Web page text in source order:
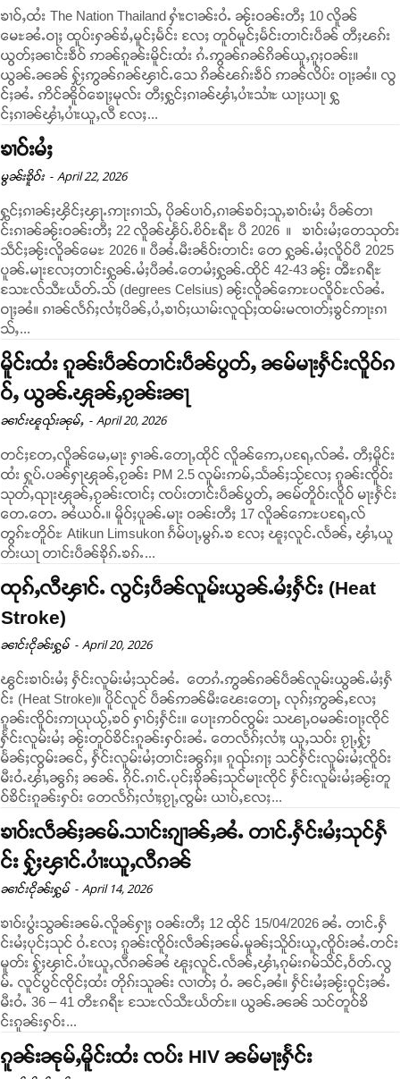
ၶၢဝ်ႇထႆး The Nation Thailand ႁၢႆးငၢၼ်းဝႆႉ ၼႂ်းဝၼ်းတီႈ 10 လိူၼ်
မေႊၼႆႉဝႃႈ ထူပ်းႁၼ်ၶႆႇမူင်ႈမႅင်း လႄႈ တူဝ်မူင်ႈမႅင်းတၢင်းပဵၼ် တီႈၽၵ်း
ယွတ်ႈၼၢင်းၶဵဝ် ဢၼ်ၵူၼ်းမိူင်းထႆး ၵႆႉဢွၼ်ၵၼ်ၵိၼ်ယူႇၵူႈဝၼ်း။
ယွၼ်ႉၼၼ် ႁႂ်ႈဢွၼ်ၵၼ်ၾၢင်ႉသေ ၵိၼ်ၽၵ်းၶဵဝ် ဢၼ်လိပ်း ဝႃႈၼႆ။ လွ
င်ႈၼႆႉ ဢိင်ၼိူဝ်ၶေႃႈမုလ်း တီႈႁွင်ႈၵၢၼ်ၾၢႆႇပၢႆးသၢႆႊ ယႃႈယႃ၊ ႁွ
င်ႈၵၢၼ်ၾၢႆႇပၢႆးယူႇလီ လႄႈ...
ၶၢဝ်းမႆႈ
မွၼ်းၶိူဝ်း - April 22, 2026
ႁွင်ႈၵၢၼ်ႈၾိင်ႈၾႃႉဢႃးၵၢသ်ႇ ပိုၼ်ပၢဝ်ႇၵၢၼ်ၶဝ်ႈသူႇၶၢဝ်းမႆႈ ပဵၼ်တၢ
င်းၵၢၼ်ၼႂ်းဝၼ်းတီႈ 22 လိူၼ်ၾႅပ်ႉၿိဝ်ႊရီႊ ပီ 2026 ။ ၶၢဝ်းမႆႈတေသုတ်း
သဵင်ႈၼႂ်းလိူၼ်မေႊ 2026 ။ ပီၼႆႉမီးၼႅဝ်းတၢင်း တေ ႁွၼ်ႉမႆႈလိူဝ်ပီ 2025
ပူၼ်ႉမႃးလႄႈတၢင်းႁွၼ်ႉမႆႈပီၼႆႉတေမႆႈႁွၼ်ႉထိုင် 42-43 ၼႂ်း ၻီႊၵရီႊ
သႄႊလ်သီႊယႅတ်ႉသ် (degrees Celsius) ၼႂ်းလိူၼ်ဢေႊပလိူဝ်ႊလ်ၼႆႉ
ဝႃႈၼႆ။ ၵၢၼ်လႅၵ်ႈလၢႆႈပိၼ်ႇပႆႇၶၢဝ်ႈယၢမ်းလူၺ်ႈထမ်းမၸၢတ်ႈၶွင်ဢႃးၵၢ
သ်ႇ...
မိူင်းထႆး ၵူၼ်းပဵၼ်တၢင်းပဵၼ်ပွတ်ႇ ၼမ်မႃးႁႅင်းလိူဝ်ၵ
ဝ်ႇ ယွၼ်ႉၾုၼ်ႇၵႂၼ်းၼႃ
ၼၢင်းၽူၺ်းၼုမ်ႇ - April 20, 2026
တင်ႈတႄႇလိူၼ်မေႇမႃး ႁၢၼ်ႉတေႃႇထိုင် လိူၼ်ဢေႇပရႄႇလ်ၼႆႉ တီႈမိူင်း
ထႆး ႁူပ်ႉပၼ်ႁႃၾုၼ်ႇၵႂၼ်း PM 2.5 လူမ်းဢမ်ႇသႅၼ်ႈသႂ်လႄႈ ၵူၼ်းၸိူဝ်း
သုတ်ႇၺႃးၾုၼ်ႇၵႂၼ်းၸၢင်ႈ ၸပ်းတၢင်းပဵၼ်ပွတ်ႇ ၼမ်တိူဝ်းလိူဝ် မႃးႁႅင်း
တေႉတေႉ ၼႆယဝ်ႉ။ မိူဝ်ႈပူၼ်ႉမႃး ဝၼ်းတီႈ 17 လိူၼ်ဢေႊပရႄႇလ်
တွၵ်ႊတိူဝ်ႊ Atikun Limsukon ၵႅမ်ပႃႇမွၵ်ႉၶ လႄႈ ၽူႈလူင်ႉလႅၼ်ႇ ၾၢႆႇယူ
တ်းယႃ တၢင်းပဵၼ်ၶိုၵ်ႉၶၵ်ႉ...
ထုၵ်ႇလီၾၢင်ႉ လွင်ႈပဵၼ်လူမ်းယွၼ်ႉမႆႈႁႅင်း (Heat
Stroke)
ၼၢင်းငိုၼ်းႁွမ် - April 20, 2026
ၽွင်းၶၢဝ်းမႆႈ ႁႅင်းလူမ်းမႆႈသုင်ၼႆႉ တေၵႆႉဢွၼ်ၵၼ်ပဵၼ်လူမ်းယွၼ်ႉမႆႈႁႅ
င်း (Heat Stroke)။ ပိူင်လူင် ပဵၼ်ဢၼ်မီးၽေးတေႃႇ လုၵ်ႈဢွၼ်ႇလႄႈ
ၵူၼ်းၸိူဝ်းဢႃယုယႂ်ႇၶဝ် ႁၢဝ်ႈႁႅင်း။ ပေႃးဢဝ်ၸွမ်း သၽႃႇဝမၼ်းဝႃႈၸိုင်
ႁႅင်းလူမ်းမႆႈ ၼႂ်းတူဝ်ၶိင်းၵူၼ်းႁဝ်းၼႆႉ တေလႅၵ်ႈလၢႆႈ ယူႇသဝ်း ၵႂႃႇႁႂ်ႈ
မႅၼ်ႈၸွမ်းၼင်ႇ ႁႅင်းလူမ်းမႆႈတၢင်းၼွၵ်ႈ။ ၵူၺ်းၵႃႈ သင်ႁႅင်းလူမ်းမႆႈၸိူဝ်း
မီးဝႆႉၾၢႆႇၼွၵ်ႈ ၼၼ်ႉ ၵိုင်ႉၵၢင်ႉပုင်ႈၶိုၼ်ႈသုင်မႃးၸိုင် ႁႅင်းလူမ်းမႆႈၼႂ်းတူ
ဝ်ၶိင်းၵူၼ်းႁဝ်း တေလႅၵ်ႈလၢႆႈၵႂႃႇၸွမ်း ယၢပ်ႇလႄႈ...
ၶၢဝ်းလဵၼ်ႈၼမ်ႉသၢင်းၵျၢၼ်ႇၼႆႉ တၢင်ႉႁႅင်းမႆႈသုင်ႁႅ
င်း ႁႂ်ႈၾၢင်ႉပၢႆးယူႇလီၵၼ်
ၼၢင်းငိုၼ်းႁွမ် - April 14, 2026
ၶၢဝ်းပွႆးသွၼ်းၼမ်ႉလိူၼ်ႁႃႈ ဝၼ်းတီႈ 12 ထိုင် 15/04/2026 ၼႆႉ တၢင်ႉႁႅ
င်းမႆႈပုင်ႈသုင် ဝႆႉလႄႈ ၵူၼ်းၸိူဝ်းလဵၼ်ႈၼမ်ႉမူၼ်ႈသိူဝ်းယူႇၸိူဝ်းၼႆႉတင်း
မူတ်း ႁႂ်ႈၾၢင်ႉပၢႆးယူႇလီၵၼ်ၼႆ ၽူႈလူင်ႉလႅၼ်ႇၾၢႆႇၵုမ်းၵမ်သိင်ႇဝႅတ်ႉလွ
မ်ႉ လူင်ပွင်ၸိုင်ႈထႆး တိုၵ်းသူၼ်း လၢတ်ႈ ဝႆႉ ၼင်ႇၼႆ။ ႁႅင်းမႆႈၼႂ်းဝူင်ႈၼႆႉ
မီးဝႆႉ 36 – 41 တီႊၵရီႊ သႄႊလ်သီႊယႅတ်ႊ။ ယွၼ်ႉၼၼ် သင်တူဝ်ၶိ
င်းၵူၼ်းႁဝ်း...
ၵူၼ်းၼုမ်ႇမိူင်းထႆး ၸပ်း HIV ၼမ်မႃးႁႅင်း